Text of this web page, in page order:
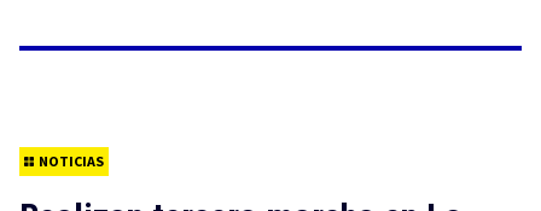
NOTICIAS